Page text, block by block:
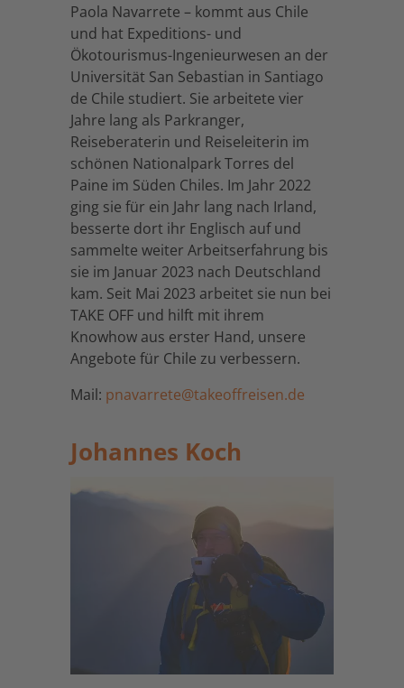
Paola Navarrete – kommt aus Chile
und hat Expeditions- und
Ökotourismus-Ingenieurwesen an der
Universität San Sebastian in Santiago
de Chile studiert. Sie arbeitete vier
Jahre lang als Parkranger,
Reiseberaterin und Reiseleiterin im
schönen Nationalpark Torres del
Paine im Süden Chiles. Im Jahr 2022
ging sie für ein Jahr lang nach Irland,
besserte dort ihr Englisch auf und
sammelte weiter Arbeitserfahrung bis
sie im Januar 2023 nach Deutschland
kam. Seit Mai 2023 arbeitet sie nun bei
TAKE OFF und hilft mit ihrem
Knowhow aus erster Hand, unsere
Angebote für Chile zu verbessern.
Mail: pnavarrete@takeoffreisen.de
Johannes Koch